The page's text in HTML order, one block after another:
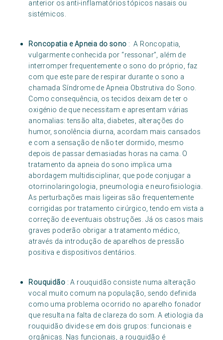
anterior os anti-inflamatórios tópicos nasais ou
sistémicos.
Roncopatia e Apneia do sono : A Roncopatia,
vulgarmente conhecida por “ressonar”, além de
interromper frequentemente o sono do próprio, faz
com que este pare de respirar durante o sono a
chamada Síndrome de Apneia Obstrutiva do Sono.
Como consequência, os tecidos deixam de ter o
oxigénio de que necessitam e apresentam várias
anomalias: tensão alta, diabetes, alterações do
humor, sonolência diurna, acordam mais cansados
e com a sensação de não ter dormido, mesmo
depois de passar demasiadas horas na cama. O
tratamento da apneia do sono implica uma
abordagem multidisciplinar, que pode conjugar a
otorrinolaringologia, pneumologia e neurofisiologia.
As perturbações mais ligeiras são frequentemente
corrigidas por tratamento cirúrgico, tendo em vista a
correção de eventuais obstruções. Já os casos mais
graves poderão obrigar a tratamento médico,
através da introdução de aparelhos de pressão
positiva e dispositivos dentários.
Rouquidão : A rouquidão consiste numa alteração
vocal muito comum na população, sendo definida
como uma problema ocorrido no aparelho fonador
que resulta na falta de clareza do som. A etiologia da
rouquidão divide-se em dois grupos: funcionais e
orgânicas. Nas funcionais, a rouquidão é